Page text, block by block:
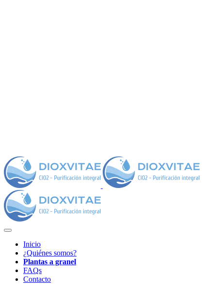
Inicio
¿Quiénes somos?
Plantas a granel
FAQs
Contacto